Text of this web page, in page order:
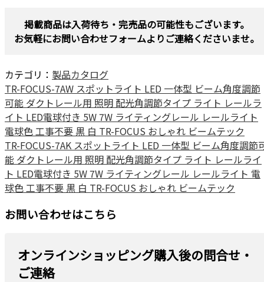
掲載商品は入荷待ち・完売品の可能性もございます。
お気軽にお問い合わせフォームよりご連絡くださいませ。
カテゴリ： 製品カタログ
TR-FOCUS-7AW スポットライト LED 一体型 ビーム角度調節
可能 ダクトレール用 照明 配光角調節タイプ ライト レールラ
イト LED電球付き 5W 7W ライティングレール レールライト
電球色 工事不要 黒 白 TR-FOCUS おしゃれ ビームテック
TR-FOCUS-7AK スポットライト LED 一体型 ビーム角度調節
能 ダクトレール用 照明 配光角調節タイプ ライト レールライ
ト LED電球付き 5W 7W ライティングレール レールライト 電
球色 工事不要 黒 白 TR-FOCUS おしゃれ ビームテック
お問い合わせはこちら
オンラインショッピング購入後の問合せ・
ご連絡